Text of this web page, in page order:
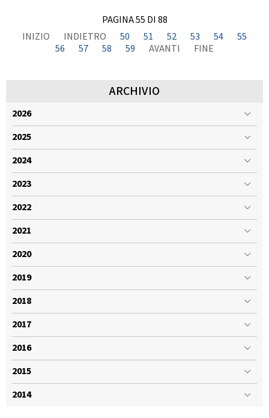
PAGINA 55 DI 88
INIZIO
INDIETRO 50 51 52 53 54
55
56
57 58 59 AVANTI FINE
ARCHIVIO
2026
2025
2024
2023
2022
2021
2020
2019
2018
2017
2016
2015
2014